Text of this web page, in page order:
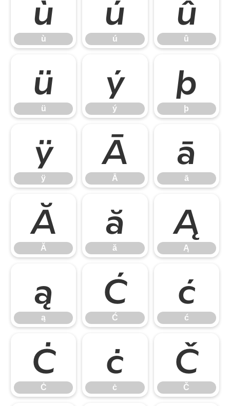
ù
ù
ú
ú
û
û
ü
ü
ý
ý
þ
þ
ÿ
ÿ
Ā
Ā
ā
ā
Ă
Ă
ă
ă
Ą
Ą
ą
ą
Ć
Ć
ć
ć
Ċ
Ċ
ċ
ċ
Č
Č